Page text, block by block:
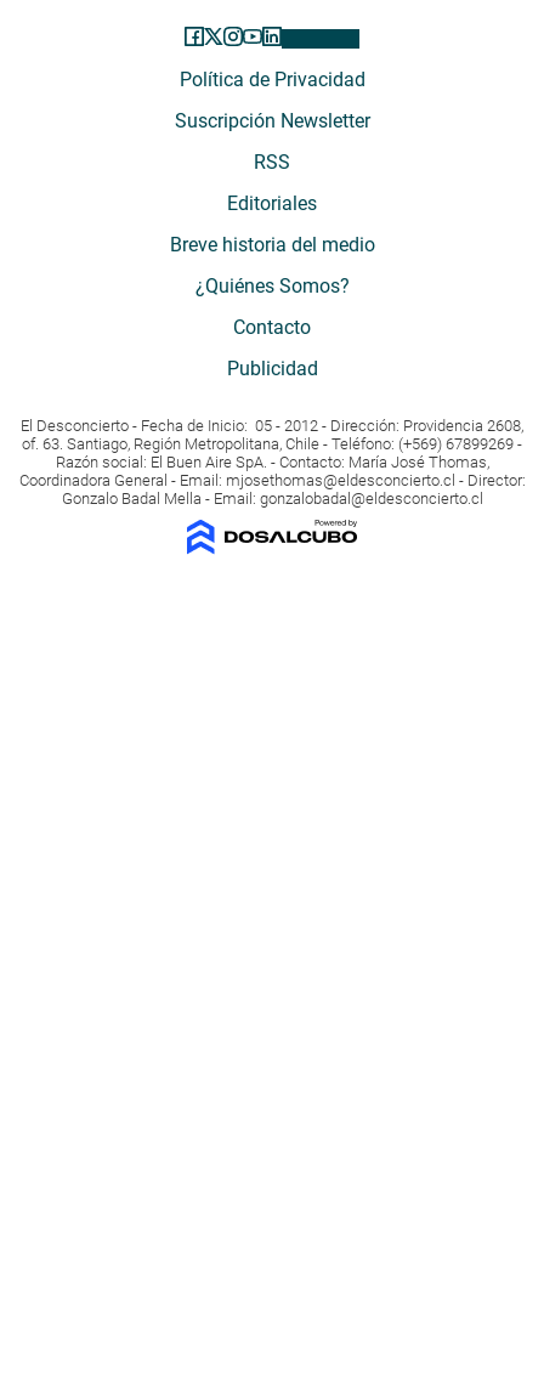
Política de Privacidad
Suscripción Newsletter
RSS
Editoriales
Breve historia del medio
¿Quiénes Somos?
Contacto
Publicidad
El Desconcierto - Fecha de Inicio: 05 - 2012 - Dirección: Providencia 2608,
of. 63. Santiago, Región Metropolitana, Chile - Teléfono: (+569) 67899269 -
Razón social: El Buen Aire SpA. - Contacto: María José Thomas,
Coordinadora General - Email: mjosethomas@eldesconcierto.cl - Director:
Gonzalo Badal Mella - Email: gonzalobadal@eldesconcierto.cl